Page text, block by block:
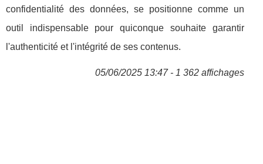
confidentialité des données, se positionne comme un
outil indispensable pour quiconque souhaite garantir
l'authenticité et l'intégrité de ses contenus.
05/06/2025 13:47 - 1 362 affichages